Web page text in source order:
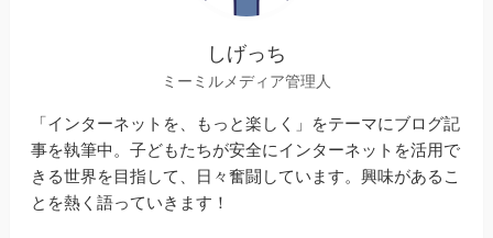
しげっち
ミーミルメディア管理人
「インターネットを、もっと楽しく」をテーマにブログ記
事を執筆中。子どもたちが安全にインターネットを活用で
きる世界を目指して、日々奮闘しています。興味があるこ
とを熱く語っていきます！